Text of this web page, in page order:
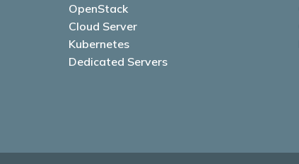
OpenStack
Cloud Server
Kubernetes
Dedicated Servers